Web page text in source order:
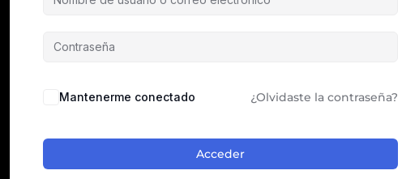
Mantenerme conectado ¿Olvidaste la contraseña?
Acceder